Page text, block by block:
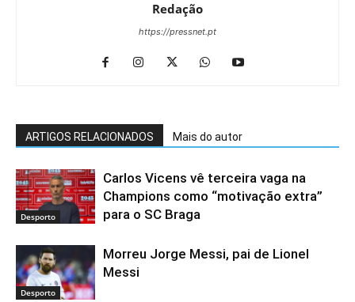
Redação
https://pressnet.pt
ARTIGOS RELACIONADOS Mais do autor
Desporto
Carlos Vicens vê terceira vaga na
Champions como “motivação extra”
para o SC Braga
Desporto
Morreu Jorge Messi, pai de Lionel
Messi